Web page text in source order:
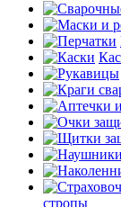
стропы